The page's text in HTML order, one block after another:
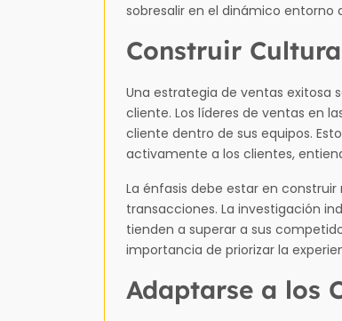
sobresalir en el dinámico entorno
Construir
Una estrategia de ventas exitosa
cliente. Los líderes de ventas en
cliente dentro de sus equipos.
activamente a los clientes,
La énfasis debe estar en
transacciones. La investigación
tienden a superar a sus
importancia de priorizar la
Adaptarse a los